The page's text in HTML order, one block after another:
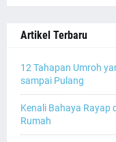
Artikel Terbaru
12 Tahapan Umroh
sampai Pulang
Kenali Bahaya Rayap
Rumah